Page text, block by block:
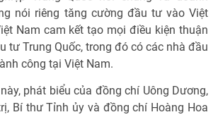
nói riêng tăng cường đầu tư vào Việt
Nam cam kết tạo mọi điều kiện thuận
tư Trung Quốc, trong đó có các nhà đầu
công tại Việt Nam.
phát biểu của đồng chí Uông Dương,
Bí thư Tỉnh ủy và đồng chí Hoàng Hoa